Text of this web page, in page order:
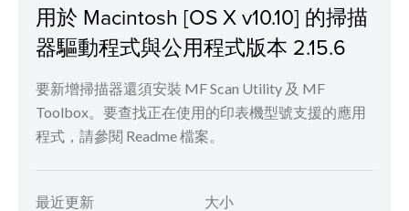
用於 Macintosh [OS X v10.10] 的掃描
器驅動程式與公用程式版本 2.15.6
要新增掃描器還須安裝 MF Scan Utility 及 MF
Toolbox。要查找正在使用的印表機型號支援的應用
程式，請參閱 Readme 檔案。
最近更新
大小